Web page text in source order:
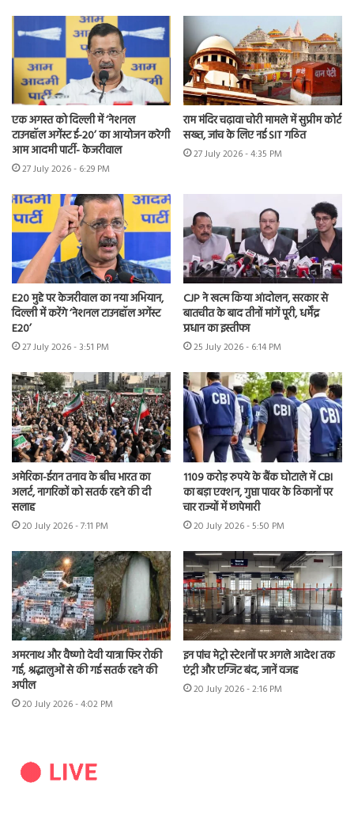
एक अगस्त को दिल्ली में ‘नेशनल
टाउनहॉल अगेंस्ट ई-20’ का आयोजन करेगी
आम आदमी पार्टी- केजरीवाल
27 July 2026 - 6:29 PM
राम मंदिर चढ़ावा चोरी मामले में सुप्रीम कोर्ट
सख्त, जांच के लिए नई SIT गठित
27 July 2026 - 4:35 PM
E20 मुद्दे पर केजरीवाल का नया अभियान,
दिल्ली में करेंगे ‘नेशनल टाउनहॉल अगेंस्ट
E20’
27 July 2026 - 3:51 PM
CJP ने खत्म किया आंदोलन, सरकार से
बातचीत के बाद तीनों मांगें पूरी, धर्मेंद्र
प्रधान का इस्तीफा
25 July 2026 - 6:14 PM
अमेरिका-ईरान तनाव के बीच भारत का
अलर्ट, नागरिकों को सतर्क रहने की दी
सलाह
20 July 2026 - 7:11 PM
1109 करोड़ रुपये के बैंक घोटाले में CBI
का बड़ा एक्शन, गुप्ता पावर के ठिकानों पर
चार राज्यों में छापेमारी
20 July 2026 - 5:50 PM
अमरनाथ और वैष्णो देवी यात्रा फिर रोकी
गई, श्रद्धालुओं से की गई सतर्क रहने की
अपील
20 July 2026 - 4:02 PM
इन पांच मेट्रो स्टेशनों पर अगले आदेश तक
एंट्री और एग्जिट बंद, जानें वजह
20 July 2026 - 2:16 PM